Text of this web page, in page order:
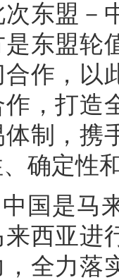
东盟－
东盟轮
作，以
，打造
制，携
确定性
国是马
西亚进
，全力落